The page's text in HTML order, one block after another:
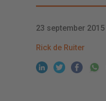
23 september 2015
Rick de Ruiter